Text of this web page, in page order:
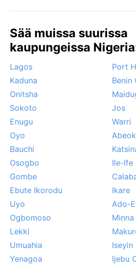
alku, marraskuusta helmikuuhun,
omanlaisensa tunnelman –
kuumaa – mutta pöly voi vaivata
Rankkasateita tai trooppisia
sillä Okene ei ole hurrikaanien
saattaa tuoda tulvia paikallisesti,
sade on raju mutta nopea.
kosketuksen Länsi-Afrikan
Sää muissa suurissa
kaupungeissa
Lagos
Port
Kaduna
Benin
Onitsha
Sokoto
Jos
Enugu
Warri
Oyo
Bauchi
Osogbo
Ile-Ife
Gombe
Ebute Ikorodu
Ikare
Uyo
Ado-
Ogbomoso
Minna
Lekki
Umuahia
Iseyin
Yenagoa
Ijebu